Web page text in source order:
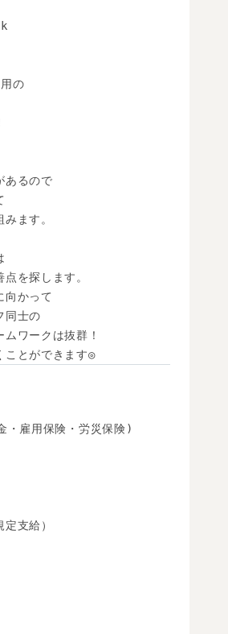
の
あるので
ます。
を探します。
向かって
同士の
ワークは抜群！
ことができます◎
・雇用保険・労災保険)
支給）